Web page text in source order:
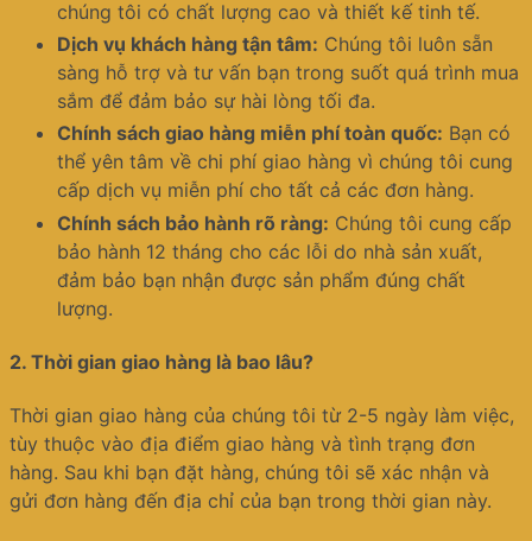
chúng tôi có chất lượng cao và thiết kế tinh tế.
Dịch vụ khách hàng tận tâm: Chúng tôi luôn sẵn
sàng hỗ trợ và tư vấn bạn trong suốt quá trình mua
sắm để đảm bảo sự hài lòng tối đa.
Chính sách giao hàng miễn phí toàn quốc: Bạn có
thể yên tâm về chi phí giao hàng vì chúng tôi cung
cấp dịch vụ miễn phí cho tất cả các đơn hàng.
Chính sách bảo hành rõ ràng: Chúng tôi cung cấp
bảo hành 12 tháng cho các lỗi do nhà sản xuất,
đảm bảo bạn nhận được sản phẩm đúng chất
lượng.
2. Thời gian giao hàng là bao lâu?
Thời gian giao hàng của chúng tôi từ 2-5 ngày làm việc,
tùy thuộc vào địa điểm giao hàng và tình trạng đơn
hàng. Sau khi bạn đặt hàng, chúng tôi sẽ xác nhận và
gửi đơn hàng đến địa chỉ của bạn trong thời gian này.